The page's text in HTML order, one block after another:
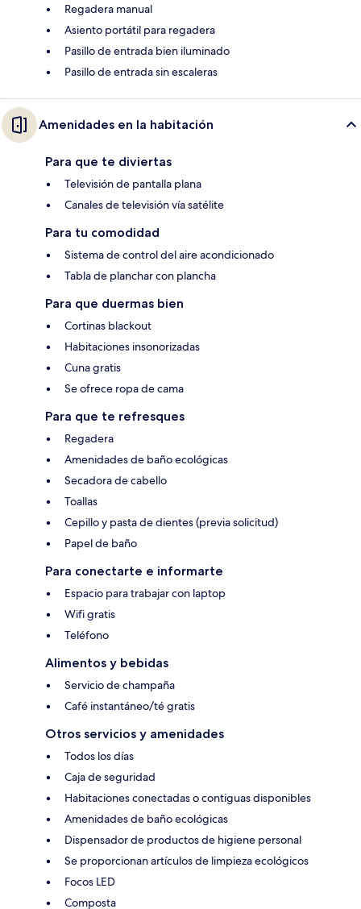
Regadera manual
Asiento portátil para regadera
Pasillo de entrada bien iluminado
Pasillo de entrada sin escaleras
Amenidades en la habitación
Para que te diviertas
Televisión de pantalla plana
Canales de televisión vía satélite
Para tu comodidad
Sistema de control del aire acondicionado
Tabla de planchar con plancha
Para que duermas bien
Cortinas blackout
Habitaciones insonorizadas
Cuna gratis
Se ofrece ropa de cama
Para que te refresques
Regadera
Amenidades de baño ecológicas
Secadora de cabello
Toallas
Cepillo y pasta de dientes (previa solicitud)
Papel de baño
Para conectarte e informarte
Espacio para trabajar con laptop
Wifi gratis
Teléfono
Alimentos y bebidas
Servicio de champaña
Café instantáneo/té gratis
Otros servicios y amenidades
Todos los días
Caja de seguridad
Habitaciones conectadas o contiguas disponibles
Amenidades de baño ecológicas
Dispensador de productos de higiene personal
Se proporcionan artículos de limpieza ecológicos
Focos LED
Composta